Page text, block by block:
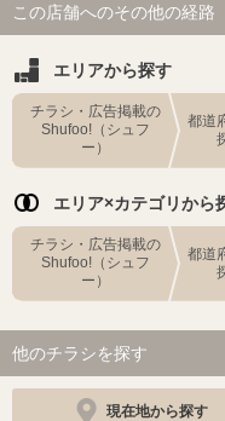
この店舗へのその他の経路
エリアから探す
チラシ・広告掲載の
Shufoo!（シュフ
ー）
都道
エリア×カテゴリから
チラシ・広告掲載の
Shufoo!（シュフ
ー）
都道
他のチラシを探す
現在地から探す